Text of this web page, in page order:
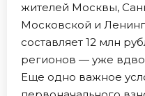
жителей Москвы,
Московской и
составляет 12 млн
регионов — уже
Еще одно важное